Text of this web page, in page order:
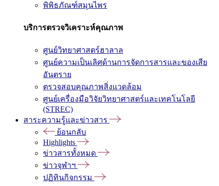
พิพิธภัณฑ์สมุนไพร
บริการตรวจวิเคราะห์คุณภาพ
ศูนย์วิทยาศาสตร์ฮาลาล
ศูนย์ความเป็นเลิศด้านการจัดการสารและของเสีย
อันตราย
ตรวจสอบคุณภาพสิ่งแวดล้อม
ศูนย์เครื่องมือวิจัยวิทยาศาสตร์และเทคโนโลยี
(STREC)
สาระความรู้และข่าวสาร
ย้อนกลับ
Highlights
ข่าวสารทั้งหมด
ข่าวจุฬาฯ
ปฏิทินกิจกรรม